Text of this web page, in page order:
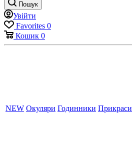
Пошук
Увійти
Favorites 0
Кошик 0
NEW Окуляри Годинники Прикраси